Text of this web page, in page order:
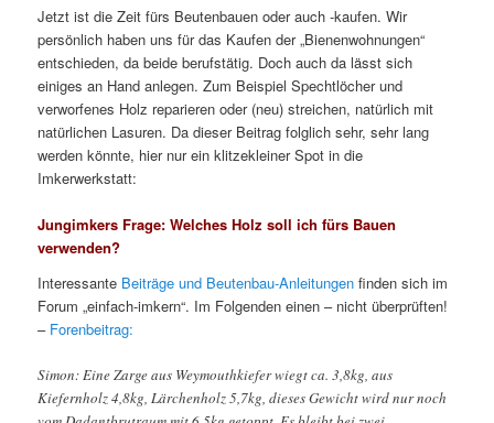
Jetzt ist die Zeit fürs Beutenbauen oder auch -kaufen. Wir
persönlich haben uns für das Kaufen der „Bienenwohnungen“
entschieden, da beide berufstätig. Doch auch da lässt sich
einiges an Hand anlegen. Zum Beispiel Spechtlöcher und
verworfenes Holz reparieren oder (neu) streichen, natürlich mit
natürlichen Lasuren. Da dieser Beitrag folglich sehr, sehr lang
werden könnte, hier nur ein klitzekleiner Spot in die
Imkerwerkstatt:
Jungimkers Frage: Welches Holz soll ich fürs Bauen
verwenden?
Interessante Beiträge und Beutenbau-Anleitungen finden sich im
Forum „einfach-imkern“. Im Folgenden einen – nicht überprüften!
– Forenbeitrag:
Simon: Eine Zarge aus Weymouthkiefer wiegt ca. 3,8kg, aus
Kiefernholz 4,8kg, Lärchenholz 5,7kg, dieses Gewicht wird nur noch